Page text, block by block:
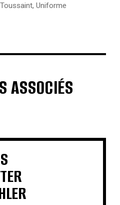
, Uniforme
ASSOCIÉS
€
€
€